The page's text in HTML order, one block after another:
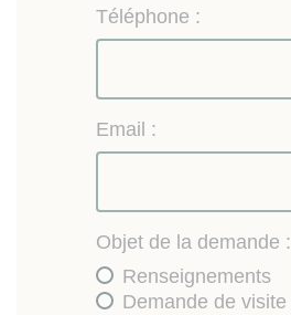
Téléphone :
Email :
Objet de la demande :
Renseignements
Demande de visite